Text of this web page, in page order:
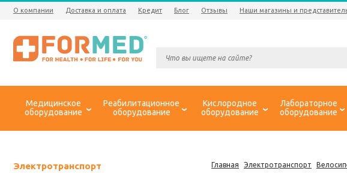
О компании Доставка и оплата Кредит Блог Отзывы Наши магазины и
Медицинское
оборудование
Реабилитационное
оборудование
Кислородное
оборудование
Лабораторное
оборудование
Главная Электротранспорт
Электротранспорт